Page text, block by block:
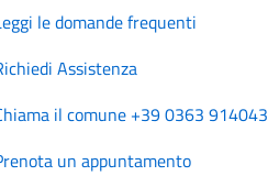
le domande frequenti
Assistenza
il comune +39 0363 914043
un appuntamento